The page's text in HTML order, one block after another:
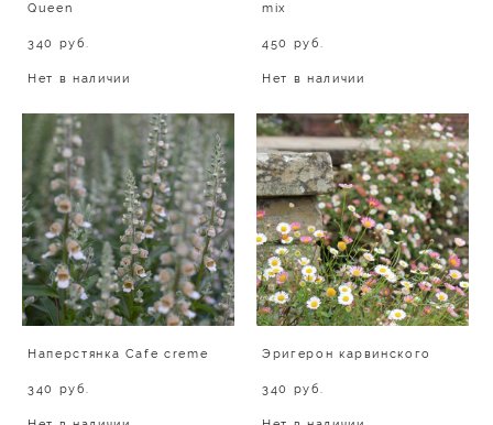
Queen
340 pуб.
Нет в наличии
mix
450 pуб.
Нет в наличии
Наперстянка Cafe creme
340 pуб.
Эригерон карвинского
340 pуб.